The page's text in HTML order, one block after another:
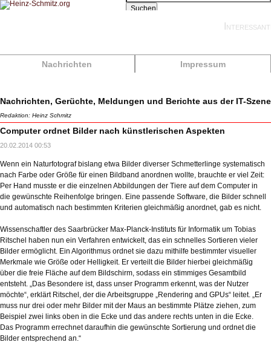
Nachrichten Impressum
Suchen
Nachrichten, Gerüchte, Meldungen und Berichte aus der IT-Szene
Redaktion: Heinz Schmitz
Computer ordnet Bilder nach künstlerischen Aspekten
20.02.2014 00:53
Wenn ein Naturfotograf bislang etwa Bilder diverser Schmetterlinge systematisch
nach Farbe oder Größe für einen Bildband anordnen wollte, brauchte er viel Zeit:
Per Hand musste er die einzelnen Abbildungen der Tiere auf dem Computer in
die gewünschte Reihenfolge bringen. Eine passende Software, die Bilder schnell
und automatisch nach bestimmten Kriterien gleichmäßig anordnet, gab es nicht.
Wissenschaftler des Saarbrücker Max-Planck-Instituts für Informatik um Tobias
Ritschel haben nun ein Verfahren entwickelt, das ein schnelles Sortieren vieler
Bilder ermöglicht. Ein Algorithmus ordnet sie dazu mithilfe bestimmter visueller
Merkmale wie Größe oder Helligkeit. Er verteilt die Bilder hierbei gleichmäßig
über die freie Fläche auf dem Bildschirm, sodass ein stimmiges Gesamtbild
entsteht. „Das Besondere ist, dass unser Programm erkennt, was der Nutzer
möchte“, erklärt Ritschel, der die Arbeitsgruppe „Rendering and GPUs“ leitet. „Er
muss nur drei oder mehr Bilder mit der Maus an bestimmte Plätze ziehen, zum
Beispiel zwei links oben in die Ecke und das andere rechts unten in die Ecke.
Das Programm errechnet daraufhin die gewünschte Sortierung und ordnet die
Bilder entsprechend an.“